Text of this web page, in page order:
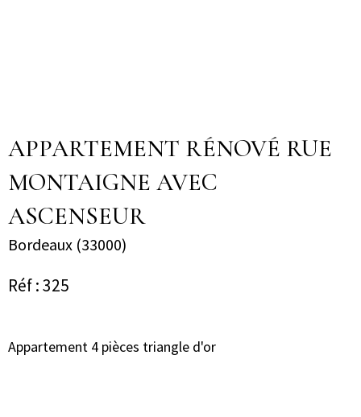
APPARTEMENT RÉNOVÉ RUE
MONTAIGNE AVEC
ASCENSEUR
Bordeaux (33000)
Réf : 325
Appartement 4 pièces triangle d'or